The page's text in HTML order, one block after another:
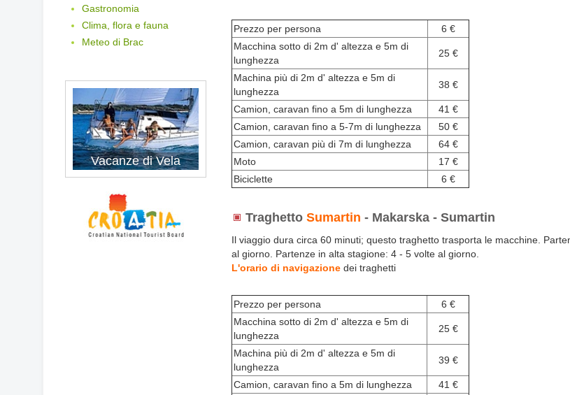
Gastronomia
Clima, flora e fauna
Meteo di Brac
Vacanze di Vela
Vacanze di Vela
Prezzo per persona
6 €
Macchina sotto di 2m d' altezza e 5m di
lunghezza
25 €
Machina più di 2m d' altezza e 5m di
lunghezza
38 €
Camion, caravan fino a 5m di lunghezza
41 €
Camion, caravan fino a 5-7m di lunghezza
50 €
Camion, caravan più di 7m di lunghezza
64 €
Moto
17 €
Biciclette
6 €
TraghettoSumartin - Makarska - Sumartin
Il viaggio dura circa 60 minuti; questo traghetto trasporta le macchine.
al giorno. Partenze in alta stagione: 4 - 5 volte al giorno.
L'orario di navigazione dei traghetti
Prezzo per persona
6 €
Macchina sotto di 2m d' altezza e 5m di
lunghezza
25 €
Machina più di 2m d' altezza e 5m di
lunghezza
39 €
Camion, caravan fino a 5m di lunghezza
41 €